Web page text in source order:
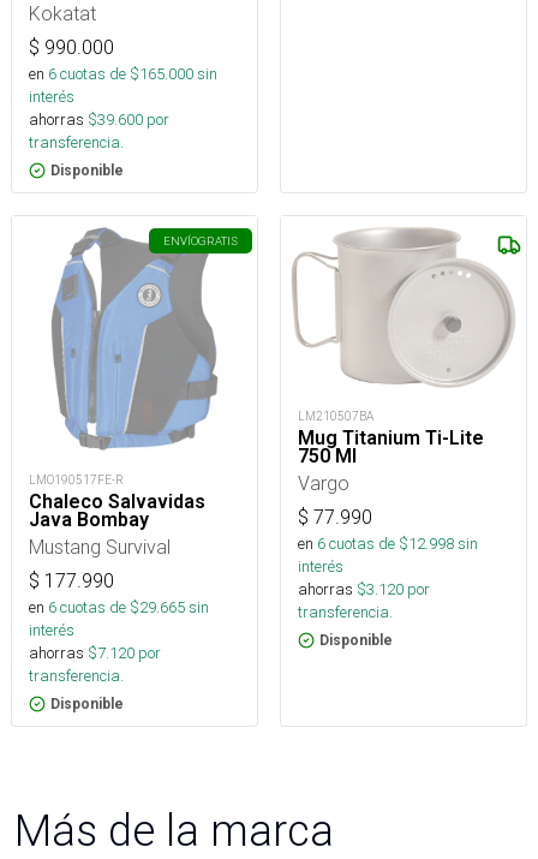
Kokatat
$ 990.000
en 6cuotas de $165.000sin
interés
ahorras $39.600 por
transferencia.
Disponible
ENVÍOGRATIS
LMO190517FE-R
Chaleco Salvavidas
Java Bombay
Mustang Survival
$ 177.990
en 6cuotas de $29.665sin
interés
ahorras $7.120 por
transferencia.
Disponible
LM210507BA
Mug Titanium Ti-Lite
750 Ml
Vargo
$ 77.990
en 6cuotas de $12.998sin
interés
ahorras $3.120 por
transferencia.
Disponible
Más de la marca